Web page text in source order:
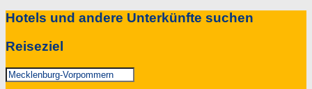
Hotels und andere Unterkünfte suchen
Reiseziel